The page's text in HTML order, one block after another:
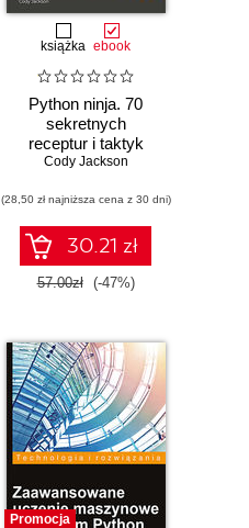
książka ebook
Python ninja. 70
sekretnych
receptur i taktyk
programistycznych
Cody Jackson
(28,50 zł najniższa cena z 30 dni)
30.21 zł
57.00zł (-47%)
Promocja